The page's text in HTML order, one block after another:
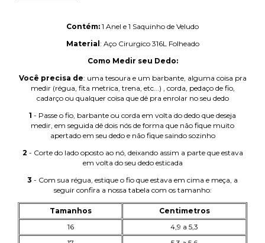
Contém: 1 Anel e 1 Saquinho de Veludo
Material : Aço Cirurgico 316L Folheado
Como Medir seu Dedo:
Você precisa de: uma tesoura e um barbante, alguma coisa pra
medir (régua, fita metrica, trena, etc...) , corda, pedaço de fio,
cadarço ou qualquer coisa que dê pra enrolar no seu dedo
1 - Passe o fio, barbante ou corda em volta do dedo que deseja
medir, em seguida dê dois nós de forma que não fique muito
apertado em seu dedo e não fique saindo sozinho
2 - Corte do lado oposto ao nó, deixando assim a parte que estava
em volta do seu dedo esticada
3 - Com sua régua, estique o fio que estava em cima e meça, a
seguir confira a nossa tabela com os tamanho:
Tamanhos
Centimetros
16
4,9 a 5,3